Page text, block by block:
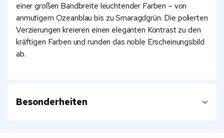
einer großen Bandbreite leuchtender Farben – von
anmutigem Ozeanblau bis zu Smaragdgrün. Die polierten
Verzierungen kreieren einen eleganten Kontrast zu den
kräftigen Farben und runden das noble Erscheinungsbild
ab.
Besonderheiten